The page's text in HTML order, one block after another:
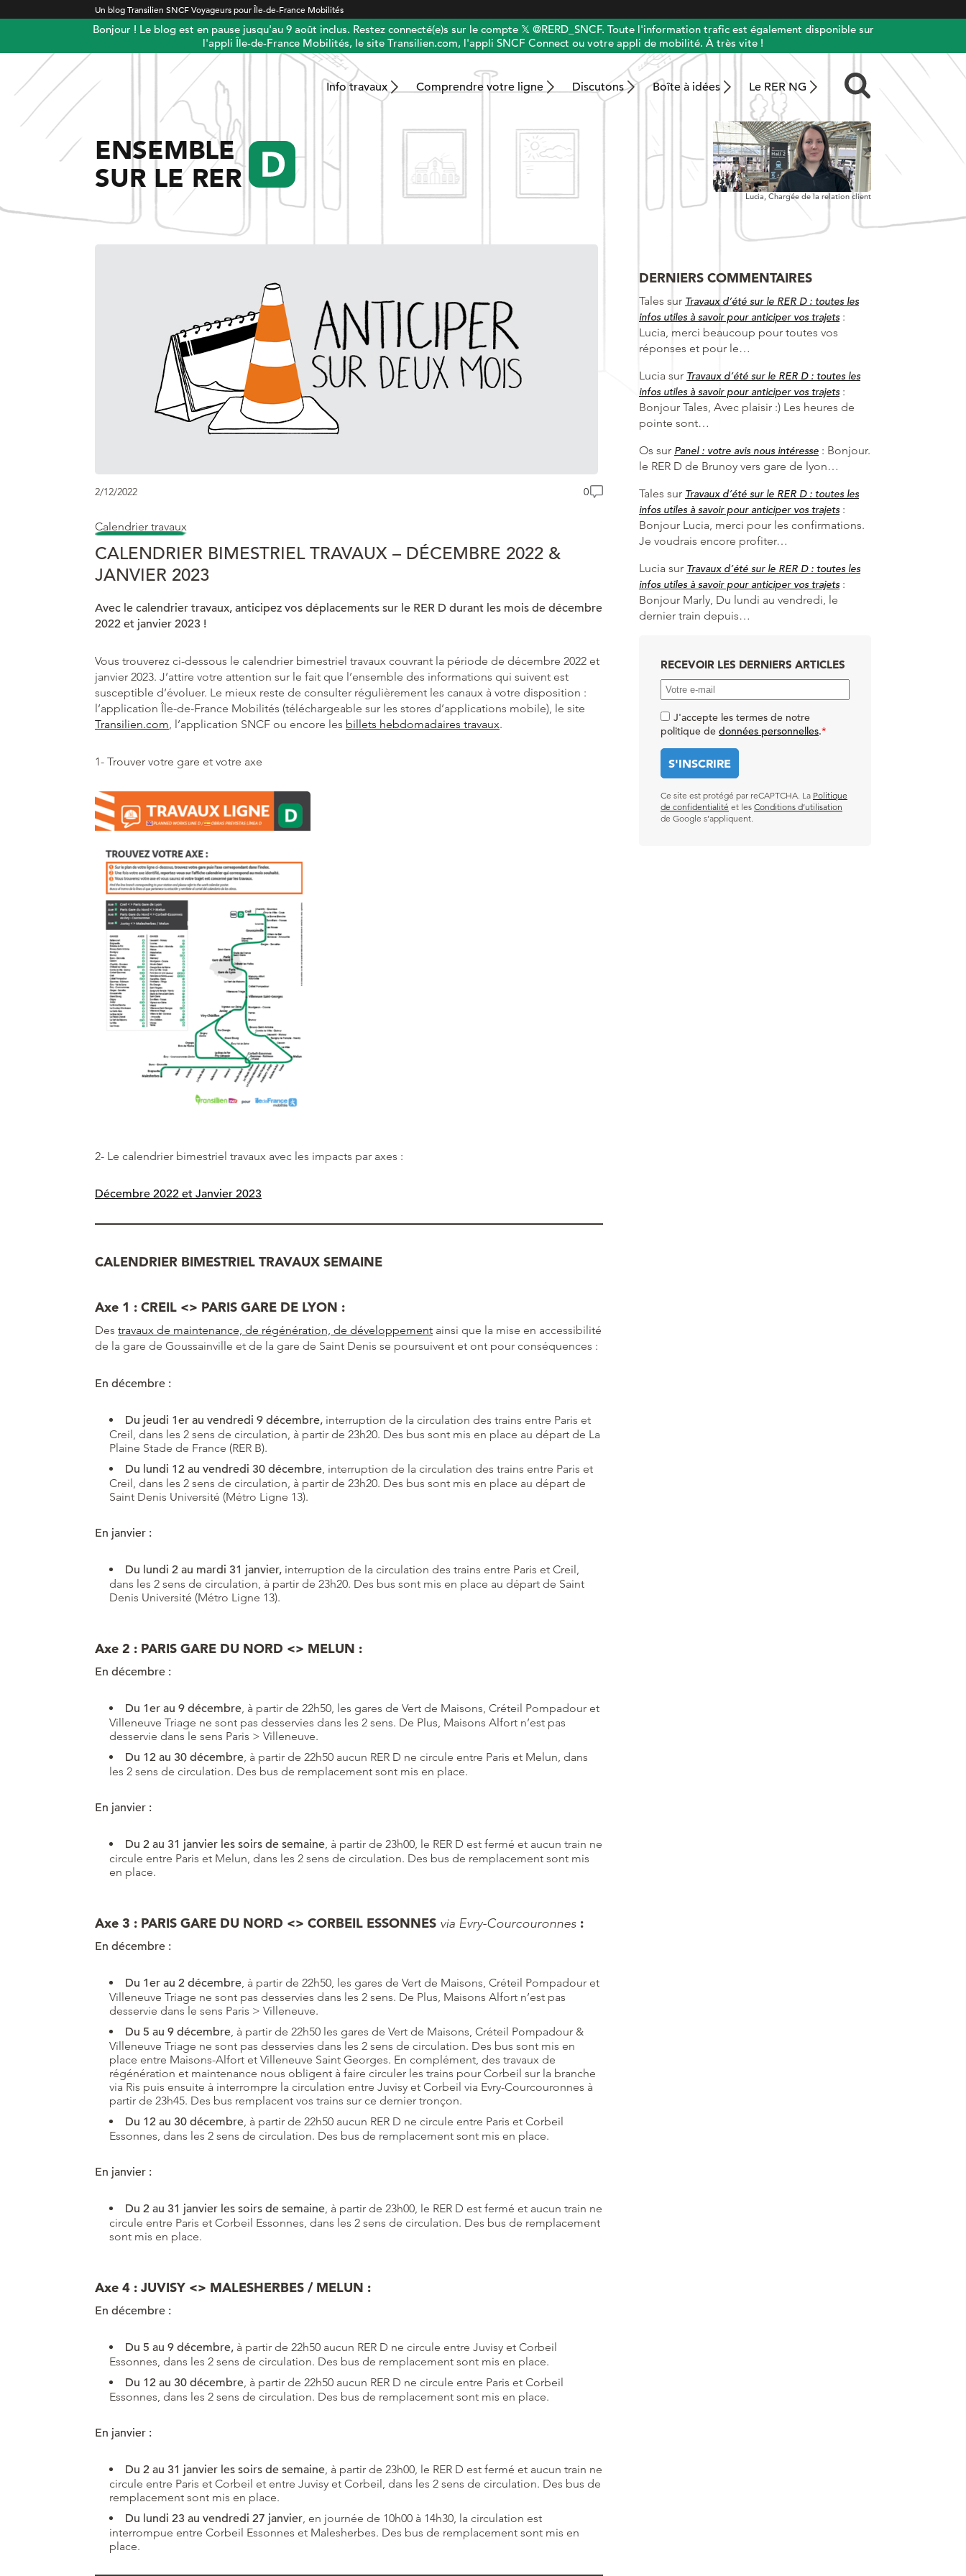
Un blog Transilien SNCF Voyageurs pour Île-de-France Mobilités
Bonjour ! Le blog est en pause jusqu'au 9 août inclus. Restez connecté(e)s sur le compte 𝕏 @RERD_SNCF. Toute l'information trafic est également disponible sur
l'appli Île-de-France Mobilités, le site Transilien.com, l'appli SNCF Connect ou votre appli de mobilité. À très vite !
Info travaux Comprendre votre ligne Discutons Boîte à idées Le RER NG
ENSEMBLE
SUR LE RER
Lucia, Chargée de la relation client
2/12/2022 0
Calendrier travaux
CALENDRIER BIMESTRIEL TRAVAUX – DÉCEMBRE 2022 &
JANVIER 2023
Avec le calendrier travaux, anticipez vos déplacements sur le RER D durant les mois de décembre
2022 et janvier 2023 !
Vous trouverez ci-dessous le calendrier bimestriel travaux couvrant la période de décembre 2022 et
janvier 2023. J’attire votre attention sur le fait que l’ensemble des informations qui suivent est
susceptible d’évoluer. Le mieux reste de consulter régulièrement les canaux à votre disposition :
l’application Île-de-France Mobilités (téléchargeable sur les stores d’applications mobile), le site
Transilien.com, l’application SNCF ou encore les billets hebdomadaires travaux.
1- Trouver votre gare et votre axe
2- Le calendrier bimestriel travaux avec les impacts par axes :
Décembre 2022 et Janvier 2023
CALENDRIER BIMESTRIEL TRAVAUX SEMAINE
Axe 1 : CREIL <> PARIS GARE DE LYON :
Des travaux de maintenance, de régénération, de développement ainsi que la mise en accessibilité
de la gare de Goussainville et de la gare de Saint Denis se poursuivent et ont pour conséquences :
En décembre :
Du jeudi 1er au vendredi 9 décembre, interruption de la circulation des trains entre Paris et
Creil, dans les 2 sens de circulation, à partir de 23h20. Des bus sont mis en place au départ de La
Plaine Stade de France (RER B).
Du lundi 12 au vendredi 30 décembre, interruption de la circulation des trains entre Paris et
Creil, dans les 2 sens de circulation, à partir de 23h20. Des bus sont mis en place au départ de
Saint Denis Université (Métro Ligne 13).
En janvier :
Du lundi 2 au mardi 31 janvier, interruption de la circulation des trains entre Paris et Creil,
dans les 2 sens de circulation, à partir de 23h20. Des bus sont mis en place au départ de Saint
Denis Université (Métro Ligne 13).
Axe 2 : PARIS GARE DU NORD <> MELUN :
En décembre :
Du 1er au 9 décembre, à partir de 22h50, les gares de Vert de Maisons, Créteil Pompadour et
Villeneuve Triage ne sont pas desservies dans les 2 sens. De Plus, Maisons Alfort n’est pas
desservie dans le sens Paris > Villeneuve.
Du 12 au 30 décembre, à partir de 22h50 aucun RER D ne circule entre Paris et Melun, dans
les 2 sens de circulation. Des bus de remplacement sont mis en place.
En janvier :
Du 2 au 31 janvier les soirs de semaine, à partir de 23h00, le RER D est fermé et aucun train ne
circule entre Paris et Melun, dans les 2 sens de circulation. Des bus de remplacement sont mis
en place.
Axe 3 : PARIS GARE DU NORD <> CORBEIL ESSONNES via Evry-Courcouronnes :
En décembre :
Du 1er au 2 décembre, à partir de 22h50, les gares de Vert de Maisons, Créteil Pompadour et
Villeneuve Triage ne sont pas desservies dans les 2 sens. De Plus, Maisons Alfort n’est pas
desservie dans le sens Paris > Villeneuve.
Du 5 au 9 décembre, à partir de 22h50 les gares de Vert de Maisons, Créteil Pompadour &
Villeneuve Triage ne sont pas desservies dans les 2 sens de circulation. Des bus sont mis en
place entre Maisons-Alfort et Villeneuve Saint Georges. En complément, des travaux de
régénération et maintenance nous obligent à faire circuler les trains pour Corbeil sur la branche
via Ris puis ensuite à interrompre la circulation entre Juvisy et Corbeil via Evry-Courcouronnes à
partir de 23h45. Des bus remplacent vos trains sur ce dernier tronçon.
Du 12 au 30 décembre, à partir de 22h50 aucun RER D ne circule entre Paris et Corbeil
Essonnes, dans les 2 sens de circulation. Des bus de remplacement sont mis en place.
En janvier :
Du 2 au 31 janvier les soirs de semaine, à partir de 23h00, le RER D est fermé et aucun train ne
circule entre Paris et Corbeil Essonnes, dans les 2 sens de circulation. Des bus de remplacement
sont mis en place.
Axe 4 : JUVISY <> MALESHERBES / MELUN :
En décembre :
Du 5 au 9 décembre, à partir de 22h50 aucun RER D ne circule entre Juvisy et Corbeil
Essonnes, dans les 2 sens de circulation. Des bus de remplacement sont mis en place.
Du 12 au 30 décembre, à partir de 22h50 aucun RER D ne circule entre Paris et Corbeil
Essonnes, dans les 2 sens de circulation. Des bus de remplacement sont mis en place.
En janvier :
Du 2 au 31 janvier les soirs de semaine, à partir de 23h00, le RER D est fermé et aucun train ne
circule entre Paris et Corbeil et entre Juvisy et Corbeil, dans les 2 sens de circulation. Des bus de
remplacement sont mis en place.
Du lundi 23 au vendredi 27 janvier, en journée de 10h00 à 14h30, la circulation est
interrompue entre Corbeil Essonnes et Malesherbes. Des bus de remplacement sont mis en
place.
DERNIERS COMMENTAIRES
Tales sur Travaux d’été sur le RER D : toutes les
infos utiles à savoir pour anticiper vos trajets :
Lucia, merci beaucoup pour toutes vos
réponses et pour le…
Lucia sur Travaux d’été sur le RER D : toutes les
infos utiles à savoir pour anticiper vos trajets :
Bonjour Tales, Avec plaisir :) Les heures de
pointe sont…
Os sur Panel : votre avis nous intéresse : Bonjour.
le RER D de Brunoy vers gare de lyon…
Tales sur Travaux d’été sur le RER D : toutes les
infos utiles à savoir pour anticiper vos trajets :
Bonjour Lucia, merci pour les confirmations.
Je voudrais encore profiter…
Lucia sur Travaux d’été sur le RER D : toutes les
infos utiles à savoir pour anticiper vos trajets :
Bonjour Marly, Du lundi au vendredi, le
dernier train depuis…
RECEVOIR LES DERNIERS ARTICLES
J'accepte les termes de notre
politique de données personnelles.*
Ce site est protégé par reCAPTCHA. La Politique
de confidentialité et les Conditions d’utilisation
de Google s’appliquent.